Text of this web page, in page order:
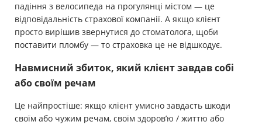
падіння з велосипеда на прогулянці містом — це
відповідальність страхової компанії. А якщо клієнт
просто вирішив звернутися до стоматолога, щоби
поставити пломбу — то страховка це не відшкодує.
Навмисний збиток, який клієнт завдав собі
або своїм речам
Це найпростіше: якщо клієнт умисно завдасть шкоди
своїм або чужим речам, своїм здоров’ю / життю або